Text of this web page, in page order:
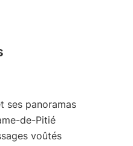
ses panoramas
de-Pitié
voûtés